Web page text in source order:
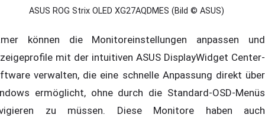
ASUS ROG Strix OLED XG27AQDMES (Bild © ASUS)
können die Monitoreinstellungen anpassen und
mit der intuitiven ASUS DisplayWidget Center-
verwalten, die eine schnelle Anpassung direkt über
ermöglicht, ohne durch die Standard-OSD-Menüs
zu müssen. Diese Monitore haben auch